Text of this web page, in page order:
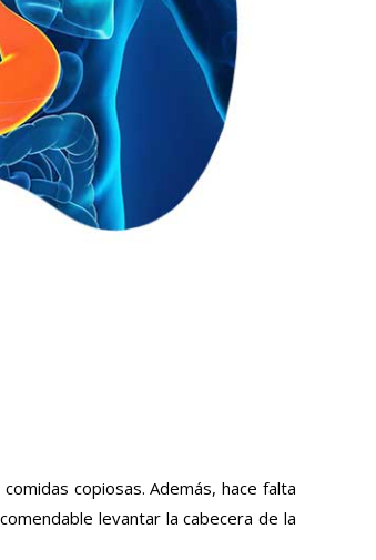
copiosas. Además, hace falta
levantar la cabecera de la